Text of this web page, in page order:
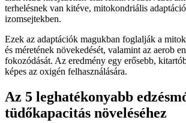
terhelésnek van kitéve, mitokondriális
izomsejtekben.
Ezek az adaptációk magukban foglalják a
és méretének növekedését, valamint az aerob
fokozódását. Az eredmény egy erősebb,
képes az oxigén felhasználására.
Az 5 leghatékonyabb
tüdőkapacitás növeléséhez